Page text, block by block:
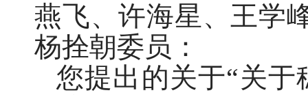
燕飞、许海星、王学
杨拴朝委员：
您提出的关于“关